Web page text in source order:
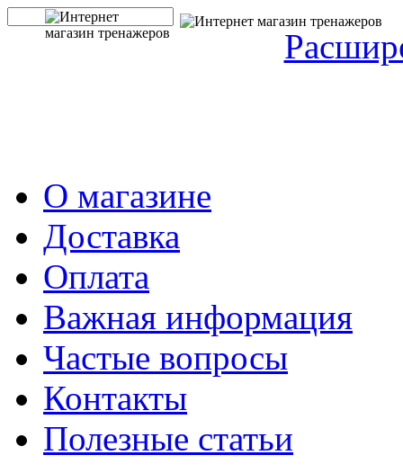
О магазине
Доставка
Оплата
Важная информация
Частые вопросы
Контакты
Полезные статьи